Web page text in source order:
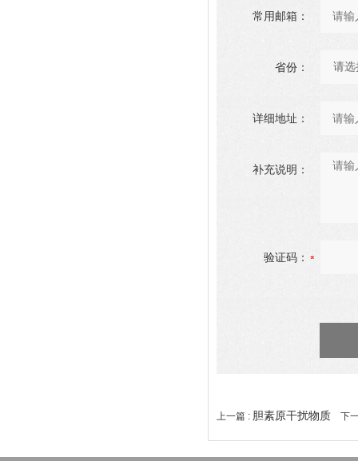
常用邮箱：
省份：
详细地址：
补充说明：
验证码：
上一篇 : 胆素原干扰物质 下